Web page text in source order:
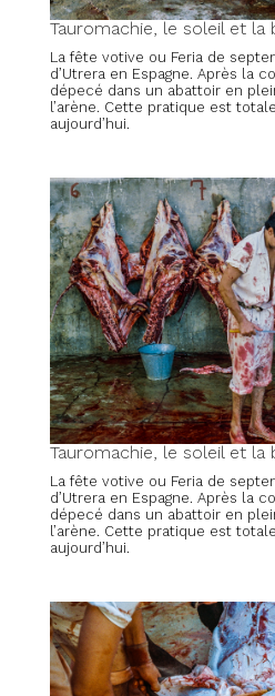
Tauromachie, le soleil et la
La fête votive ou Feria de
d’Utrera en Espagne. Après la
dépecé dans un abattoir en
l’arène. Cette pratique est
aujourd’hui.
Tauromachie, le soleil et la
La fête votive ou Feria de
d’Utrera en Espagne. Après la
dépecé dans un abattoir en
l’arène. Cette pratique est
aujourd’hui.